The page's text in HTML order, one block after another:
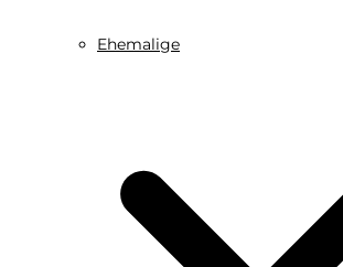
Ehemalige